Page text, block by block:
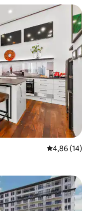
4,86 av 5 i
4,86 (14)